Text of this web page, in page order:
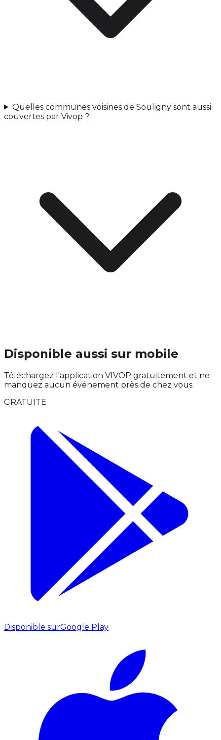
Quelles communes voisines de Souligny sont aussi
couvertes par Vivop ?
Disponible aussi sur mobile
Téléchargez l'application VIVOP gratuitement et ne
manquez aucun événement près de chez vous.
GRATUITE
Disponible surGoogle Play